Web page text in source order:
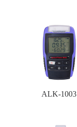
ALK-1003